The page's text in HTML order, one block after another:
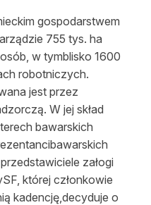
gospodarstwem
755 tys. ha
w tymblisko 1600
robotniczych.
jest przez
W jej skład
bawarskich
załogi
której członkowie
kadencję,decyduje o